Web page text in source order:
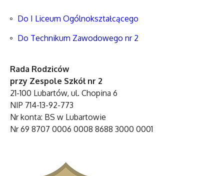
Do I Liceum Ogólnokształcącego
Do Technikum Zawodowego nr 2
Rada Rodziców
przy Zespole Szkół nr 2
21-100 Lubartów, ul. Chopina 6
NIP 714-13-92-773
Nr konta: BS w Lubartowie
Nr 69 8707 0006 0008 8688 3000 0001